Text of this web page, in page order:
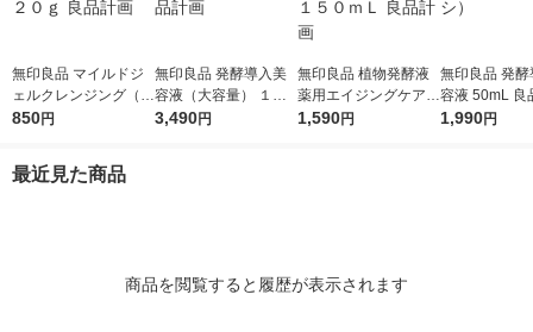
無印良品 マイルドジ
ェルクレンジング（大
容量） ２２０ｇ 良品
850円
無印良品 発酵導入美
容液（大容量） １０
０ｍＬ 良品計画
3,490円
無印良品 植物発酵液
薬用エイジングケアエ
ッセンス １５０ｍＬ
1,590円
無印良品 発酵
容液 50mL 良
（イチオシ）
1,990円
最近見た商品
商品を閲覧すると履歴が表示されます